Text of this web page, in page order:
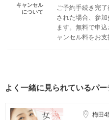
キャンセル
について
ご予約手続き完
された場合、参
ます。無料で申
ャンセル料をお支
よく一緒に見られているパー
梅田4